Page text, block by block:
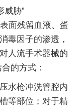
胁”
面残留血液、蛋
毒因子的渗透，
人流手术器械的
的方式：
水枪冲洗管腔内
等部位；对于精